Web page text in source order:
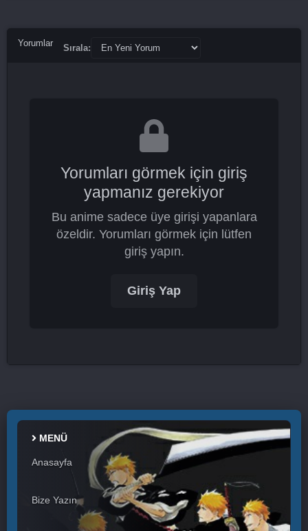
Yorumlar Sırala:
Yorumları görmek için giriş
yapmanız gerekiyor
Bu anime sadece üye girişi yapanlara
özeldir. Yorumları görmek için lütfen
giriş yapın.
Giriş Yap
MENÜ
Anasayfa
Bize Yazın